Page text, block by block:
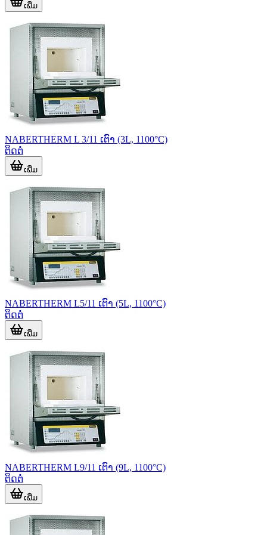
ເພີ່ມ
NABERTHERM L 3/11 ເຕົາ (3L, 1100°C)
ຕິດຕໍ່
ເພີ່ມ
NABERTHERM L5/11 ເຕົາ (5L, 1100°C)
ຕິດຕໍ່
ເພີ່ມ
NABERTHERM L9/11 ເຕົາ (9L, 1100°C)
ຕິດຕໍ່
ເພີ່ມ